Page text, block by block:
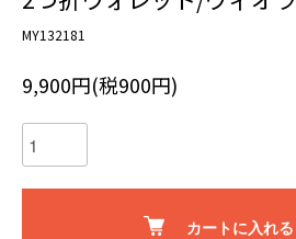
MY132181
9,900円(税900円)
カートに入れる